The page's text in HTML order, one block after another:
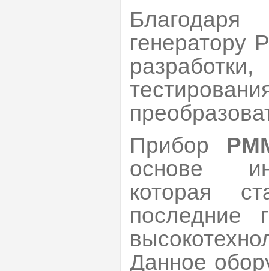
генератору
Прибор
основе
которая
последние
Данное